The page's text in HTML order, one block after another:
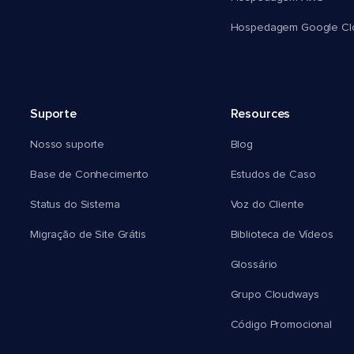
Hospedagem Google
Suporte
Nosso suporte
Base de Conhecimento
Status do Sistema
Migração de Site Grátis
Resources
Blog
Estudos de Caso
Voz do Cliente
Biblioteca de Vídeos
Glossário
Grupo Cloudways
Código Promocional